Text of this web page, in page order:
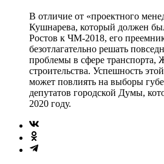
В отличие от «проектного
Кушнарева, который должен
Ростов к ЧМ-2018, его
безотлагательно решать
проблемы в сфере
строительства. Успешность
может повлиять на выборы
депутатов городской Думы,
2020 году.